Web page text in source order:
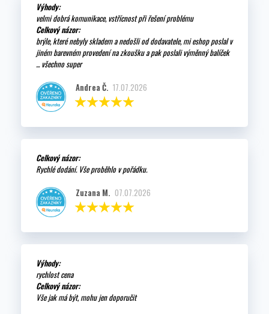
Výhody:
velmi dobrá komunikace, vstřícnost při řešení problému
Celkový názor:
brýle, které nebyly skladem a nedošli od dodavatele, mi eshop poslal v
jiném barevném provedení na zkoušku a pak poslali výměnný balíček
... všechno super
Andrea Č. 17.07.2026
Celkový názor:
Rychlé dodání. Vše proběhlo v pořádku.
Zuzana M. 07.07.2026
Výhody:
rychlost cena
Celkový názor:
Vše jak má být, mohu jen doporučit